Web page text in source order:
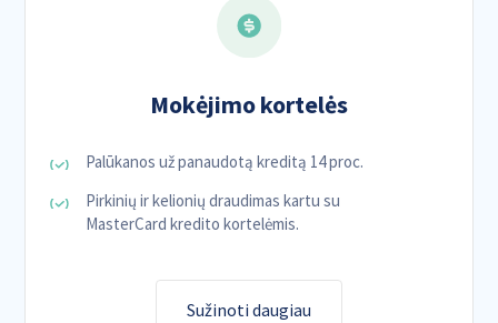
Mokėjimo kortelės
Palūkanos už panaudotą kreditą 14 proc.
Pirkinių ir kelionių draudimas kartu su
MasterCard kredito kortelėmis.
Sužinoti daugiau